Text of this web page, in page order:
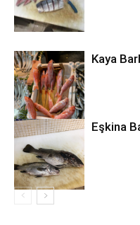
Kaya
Eşkina